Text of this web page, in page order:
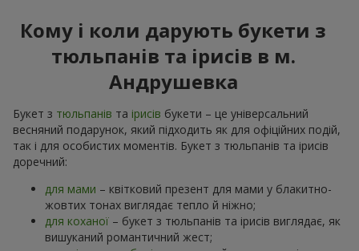
Кому і коли дарують букети з
тюльпанів та ірисів в м.
Андрушевка
Букет з тюльпанів та ірисів букети – це універсальний
весняний подарунок, який підходить як для офіційних подій,
так і для особистих моментів. Букет з тюльпанів та ірисів
доречний:
для мами – квітковий презент для мами у блакитно-
жовтих тонах виглядає тепло й ніжно;
для коханої – букет з тюльпанів та ірисів виглядає, як
вишуканий романтичний жест;